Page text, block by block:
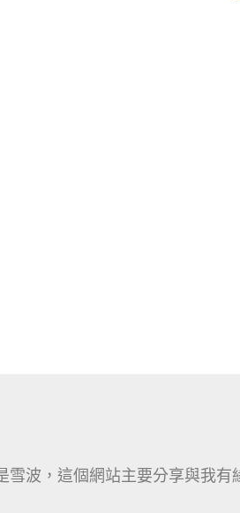
雪波，這個網站主要分享與我有